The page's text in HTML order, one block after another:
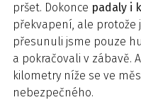
pršet. Dokonce padaly i
překvapení, ale protože
přesunuli jsme pouze
a pokračovali v zábavě.
kilometry níže se ve
nebezpečného.